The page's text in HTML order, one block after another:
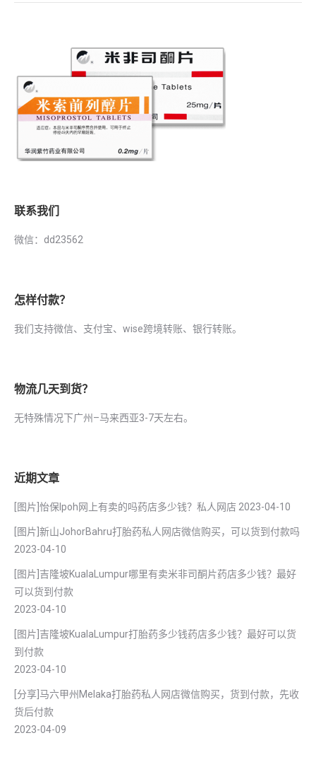
联系我们
微信：dd23562
怎样付款？
我们支持微信、支付宝、wise跨境转账、银行转账。
物流几天到货？
无特殊情况下广州–马来西亚3-7天左右。
近期文章
[图片]怡保lpoh网上有卖的吗药店多少钱？私人网店 2023-04-10
[图片]新山JohorBahru打胎药私人网店微信购买，可以货到付款吗
2023-04-10
[图片]吉隆坡KualaLumpur哪里有卖米非司酮片药店多少钱？最好
可以货到付款
2023-04-10
[图片]吉隆坡KualaLumpur打胎药多少钱药店多少钱？最好可以货
到付款
2023-04-10
[分享]马六甲州Melaka打胎药私人网店微信购买，货到付款，先收
货后付款
2023-04-09